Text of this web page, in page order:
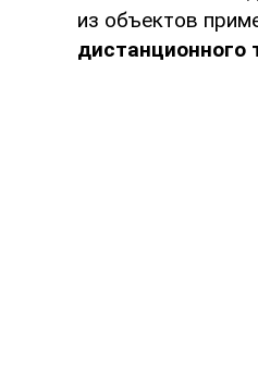
из объектов
дистанционного